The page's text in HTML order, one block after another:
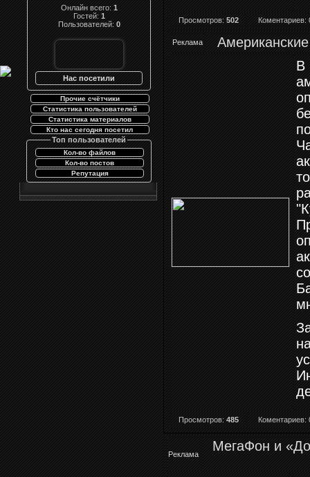
Онлайн всего:1
Гостей:1
Пользователей:0
Нас посетили
Прочие счётчики
Статистика пользователей
Статистика материалов
Кто нас сегодня посетил
Топ пользователей
Кол-во файлов
Кол-во постов
Репутация
Просмотров:502 Коментариев:
Реклама
В
Просмотров:485 Коментариев:
Реклама
МегаФон и